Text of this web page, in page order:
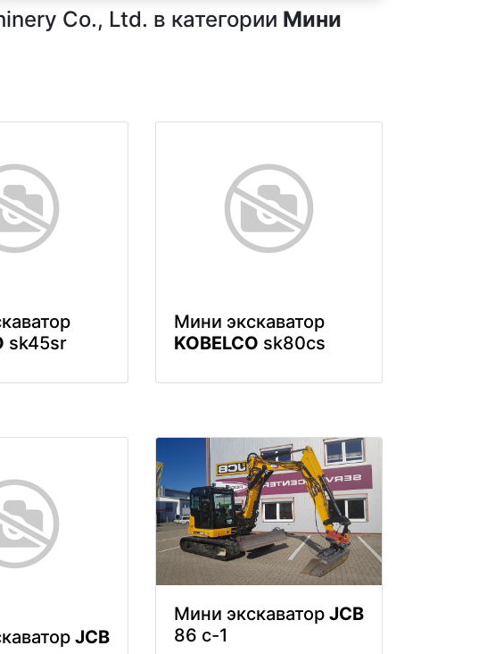
Co., Ltd. в категории Мини
sk45sr
Мини экскаватор
KOBELCO sk80cs
JCB
Мини экскаватор JCB
86 c-1